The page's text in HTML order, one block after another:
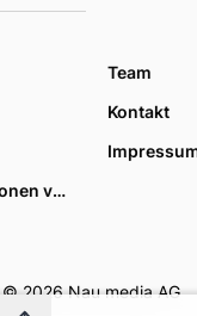
Team
Kontakt
Datenschutzoptionen verwalten
© 2026 Nau media AG